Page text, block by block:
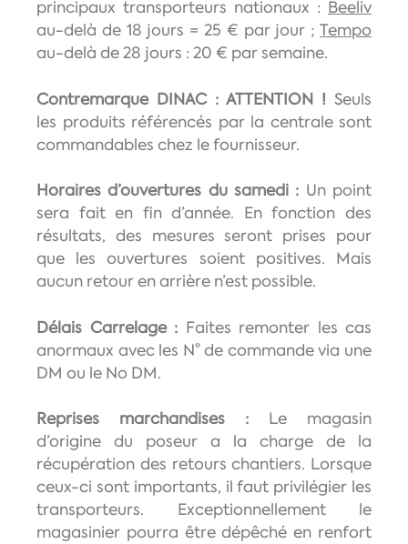
principaux transporteurs nationaux : Beeliv
au-delà de 18 jours = 25 € par jour ; Tempo
au-delà de 28 jours : 20 € par semaine.
Contremarque DINAC : ATTENTION ! Seuls
les produits référencés par la centrale sont
commandables chez le fournisseur.
Horaires d’ouvertures du samedi : Un point
sera fait en fin d’année. En fonction des
résultats, des mesures seront prises pour
que les ouvertures soient positives. Mais
aucun retour en arrière n’est possible.
Délais Carrelage : Faites remonter les cas
anormaux avec les N° de commande via une
DM ou le No DM.
Reprises marchandises : Le magasin
d’origine du poseur a la charge de la
récupération des retours chantiers. Lorsque
ceux-ci sont importants, il faut privilégier les
transporteurs. Exceptionnellement le
magasinier pourra être dépêché en renfort